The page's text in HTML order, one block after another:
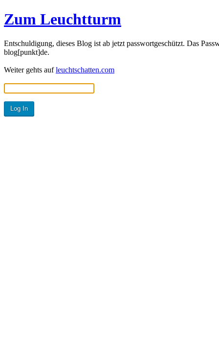
Zum Leuchtturm
Entschuldigung, dieses Blog ist ab jetzt passwortgeschützt. Das
blog[punkt]de.
Weiter gehts aufleuchtschatten.com